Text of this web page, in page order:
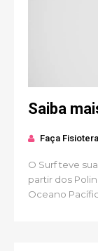
Saiba
Faça
O Surf teve
partir dos
Oceano